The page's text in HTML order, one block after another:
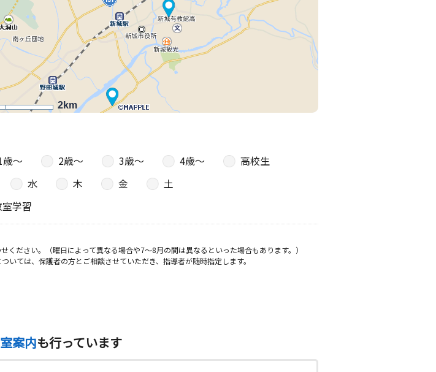
2km
歳〜 2歳〜 3歳〜 4歳〜
高校生
水 木 金
土
学習
ださい。（曜日によって異なる場合や7～8月の間は異なるといった場合もあります。）
ては、保護者の方とご相談させていただき、指導者が随時指定します。
案内も行っています